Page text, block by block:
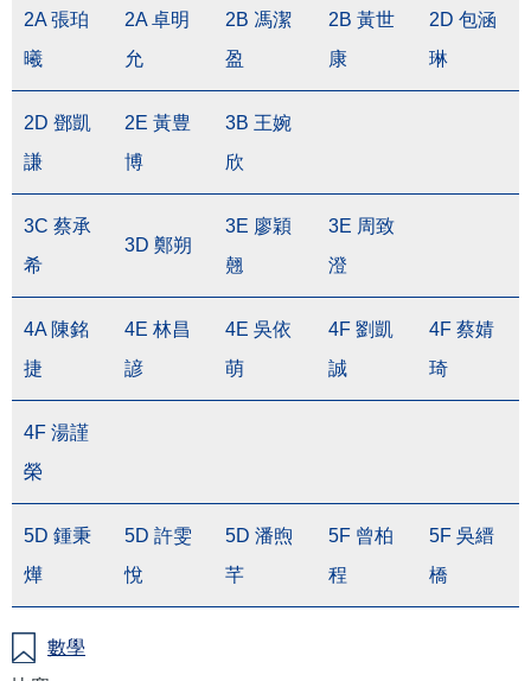
2A 張珀
曦
2A 卓明
允
2B 馮潔
盈
2B 黃世
康
2D 包涵
琳
2D 鄧凱
謙
2E 黃豊
博
3B 王婉
欣
3C 蔡承
希
3D 鄭朔
3E 廖穎
翹
3E 周致
澄
4A 陳銘
捷
4E 林昌
諺
4E 吳依
萌
4F 劉凱
誠
4F 蔡婧
琦
4F 湯謹
榮
5D 鍾秉
燁
5D 許雯
悅
5D 潘煦
芊
5F 曾柏
程
5F 吳縉
橋
數學